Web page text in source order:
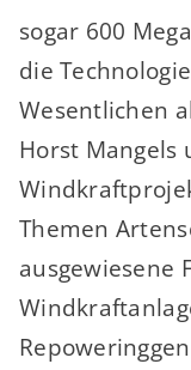
sogar 600
die
Wesentlichen
Horst Mangels
Themen
ausgewiesene